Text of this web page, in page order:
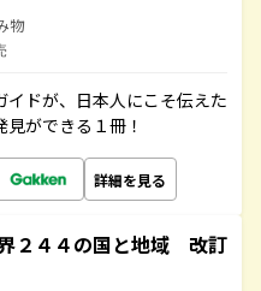
物
イドが、日本人にこそ伝えた
ができる１冊！
詳細を見る
２４４の国と地域 改訂